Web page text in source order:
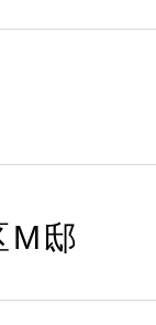
M邸